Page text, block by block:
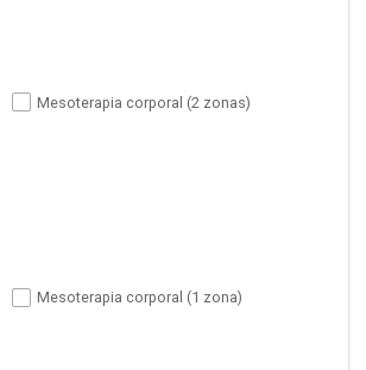
Mesoterapia corporal (2 zonas)
Mesoterapia corporal (1 zona)